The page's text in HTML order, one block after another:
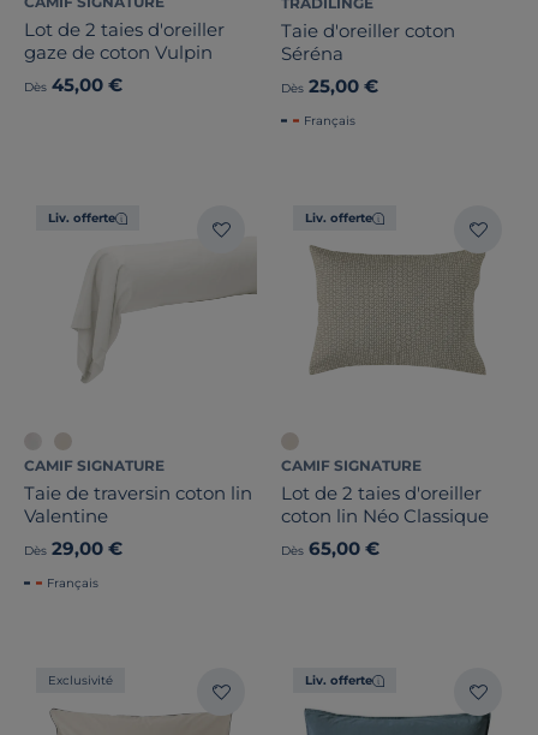
Lot de 2 taies d'oreiller
gaze de coton Vulpin
Dès 45,00 €
Taie d'oreiller coton
Séréna
Dès 25,00 €
Français
Liv. offerte
CAMIF SIGNATURE
Taie de traversin coton lin
Valentine
Dès 29,00 €
Français
Liv. offerte
CAMIF SIGNATURE
Lot de 2 taies d'oreiller
coton lin Néo Classique
Dès 65,00 €
Exclusivité Liv. offerte